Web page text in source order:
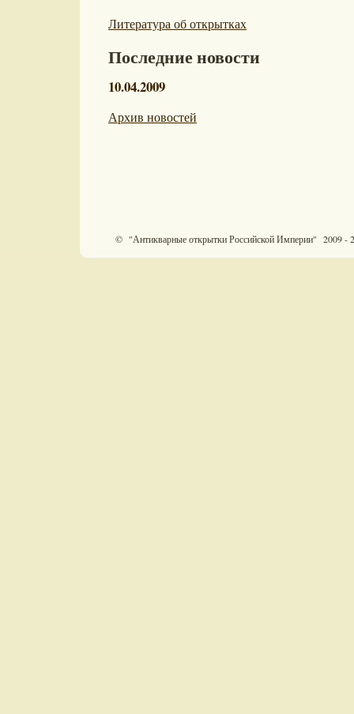
Литература об открытках
Последние новости
10.04.2009
Архив новостей
© "Антикварные открытки Российской Империи" 2009 -